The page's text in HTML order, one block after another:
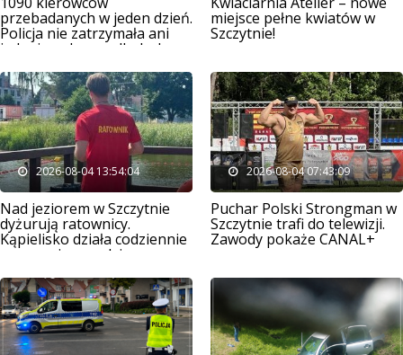
przebadanych w jeden dzień.
Policja nie zatrzymała ani
jednej osoby po alkoholu
miejsce pełne kwiatów w
Szczytnie!
2026-08-04 13:54:04
Nad jeziorem w Szczytnie
dyżurują ratownicy.
Kąpielisko działa codziennie
przez osiem godzin
2026-08-04 07:43:09
Puchar Polski Strongman w
Szczytnie trafi do telewizji.
Zawody pokaże CANAL+